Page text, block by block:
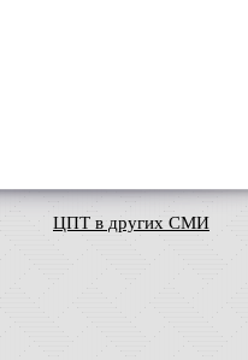
ЦПТ в других СМИ